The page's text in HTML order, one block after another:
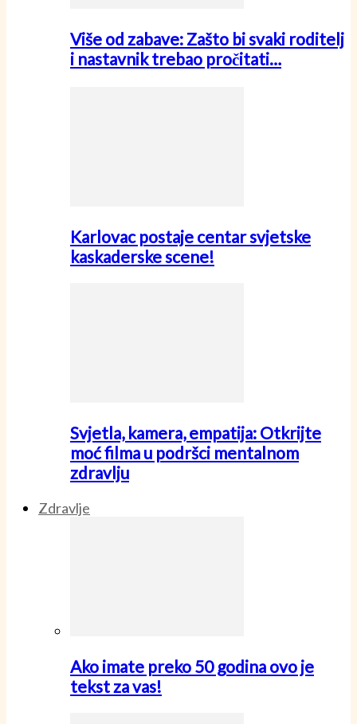
Više od zabave: Zašto bi svaki roditelj
i nastavnik trebao pročitati…
Karlovac postaje centar svjetske
kaskaderske scene!
Svjetla, kamera, empatija: Otkrijte
moć filma u podršci mentalnom
zdravlju
Zdravlje
Ako imate preko 50 godina ovo je
tekst za vas!